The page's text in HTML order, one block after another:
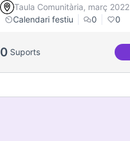
Taula Comunitària, març 2022
Calendari festiu
0 0
0 Suports